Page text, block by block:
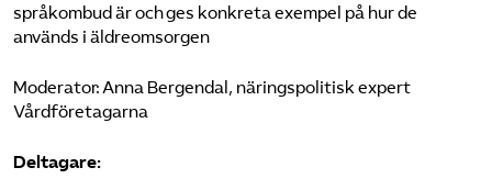
språkombud är och ges konkreta exempel på hur de
används i äldreomsorgen
Moderator: Anna Bergendal, näringspolitisk expert
Vårdföretagarna
Deltagare: